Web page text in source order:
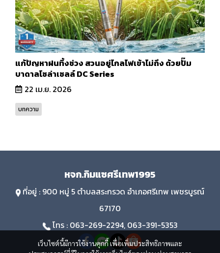
แก้ปัญหาฝนทิ้งช่วง สวนอยู่ไกลไฟเข้าไม่ถึง ด้วยปั๊ม
บาดาลโซล่าเซลล์ DC Series
22 เม.ย. 2026
บทความ
เว็บไซต์นี้มีการใช้งานคุกกี้ เพื่อเพิ่มประสิทธิภาพและ
หจก.กิมแซศรีเทพ1995
ที่อยู่ : 900 หมู่ 5 ตำบลสระกรวด อำเภอศรีเทพ เพชรบูรณ์
67170
โทร : 063-269-2294, 063-391-5353